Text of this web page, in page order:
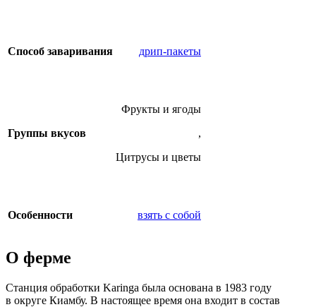
Способ заваривания дрип-пакеты
Группы вкусов
Фрукты и ягоды
,
Цитрусы и цветы
Особенности взять с собой
О ферме
Станция обработки Karinga была основана в 1983 году
в округе Киамбу. В настоящее время она входит в состав